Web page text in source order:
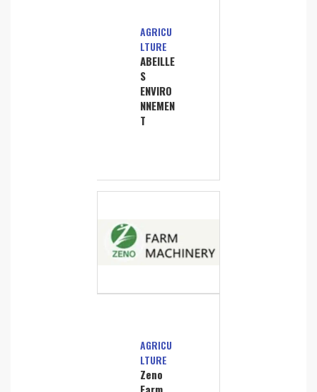
AGRICU
LTURE
ABEILLE
S
ENVIRO
NNEMEN
T
AGRICU
LTURE
Zeno